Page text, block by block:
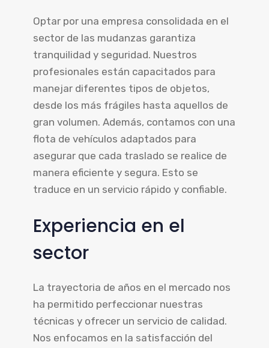
Optar por una empresa consolidada en el
sector de las mudanzas garantiza
tranquilidad y seguridad. Nuestros
profesionales están capacitados para
manejar diferentes tipos de objetos,
desde los más frágiles hasta aquellos de
gran volumen. Además, contamos con una
flota de vehículos adaptados para
asegurar que cada traslado se realice de
manera eficiente y segura. Esto se
traduce en un servicio rápido y confiable.
Experiencia en el
sector
La trayectoria de años en el mercado nos
ha permitido perfeccionar nuestras
técnicas y ofrecer un servicio de calidad.
Nos enfocamos en la satisfacción del